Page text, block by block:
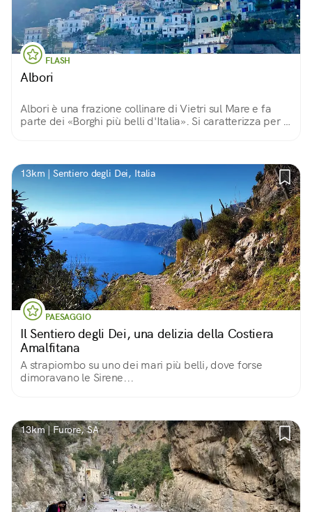
FLASH
Albori
Albori è una frazione collinare di Vietri sul Mare e fa
parte dei «Borghi più belli d'Italia». Si caratterizza per le
13km | Sentiero degli Dei, Italia
PAESAGGIO
Il Sentiero degli Dei, una delizia della Costiera
Amalfitana
A strapiombo su uno dei mari più belli, dove forse
dimoravano le Sirene...
13km | Furore, SA